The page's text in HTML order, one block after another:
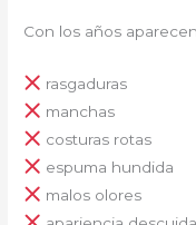
Con los años
rasgaduras
manchas
costuras rotas
espuma hundida
malos olores